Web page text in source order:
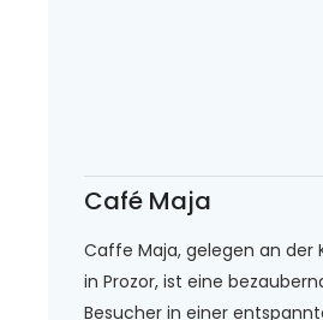
Café Maja
Caffe Maja, gelegen an der
in Prozor, ist eine
Besucher in einer